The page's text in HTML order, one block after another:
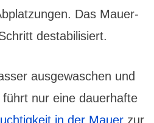
Das Mauer­
desta­bili­siert.
ausge­waschen und
nur eine dauer­hafte
in der Mauerzur